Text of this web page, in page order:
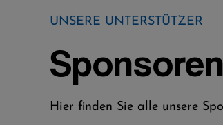
UNSERE UNTERSTÜTZER
Sponsoren
Hier finden Sie alle unsere